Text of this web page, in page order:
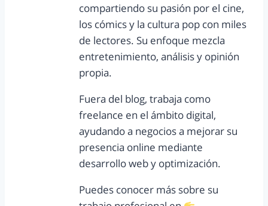
compartiendo su pasión por el cine,
los cómics y la cultura pop con miles
de lectores. Su enfoque mezcla
entretenimiento, análisis y opinión
propia.
Fuera del blog, trabaja como
freelance en el ámbito digital,
ayudando a negocios a mejorar su
presencia online mediante
desarrollo web y optimización.
Puedes conocer más sobre su